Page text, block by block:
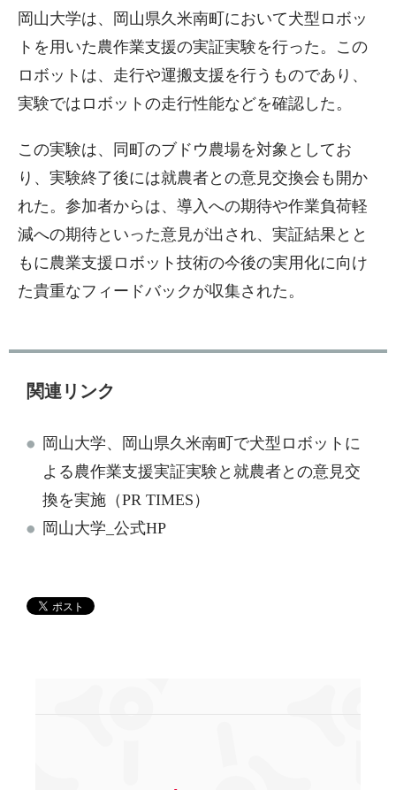
岡山大学は、岡山県久米南町において犬型ロボッ
トを用いた農作業支援の実証実験を行った。この
ロボットは、走行や運搬支援を行うものであり、
実験ではロボットの走行性能などを確認した。
この実験は、同町のブドウ農場を対象としてお
り、実験終了後には就農者との意見交換会も開か
れた。参加者からは、導入への期待や作業負荷軽
減への期待といった意見が出され、実証結果とと
もに農業支援ロボット技術の今後の実用化に向け
た貴重なフィードバックが収集された。
関連リンク
岡山大学、岡山県久米南町で犬型ロボットに
よる農作業支援実証実験と就農者との意見交
換を実施（PR TIMES）
岡山大学_公式HP